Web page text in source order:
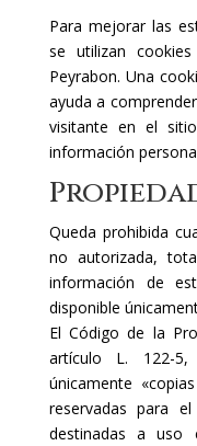
Para mejorar las
se utilizan
Peyrabon. Una
ayuda a
visitante en el
información
Queda prohibida
no autorizada,
información de
disponible
El Código de la
artículo L. 122-
únicamente
reservadas para
destinadas a uso